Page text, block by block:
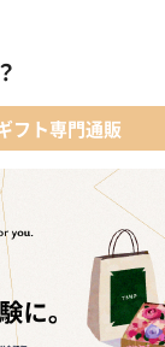
セサリー
温泉を超えた入浴剤】
石オープンハート
】toilette(トワレ)
フト専門通販